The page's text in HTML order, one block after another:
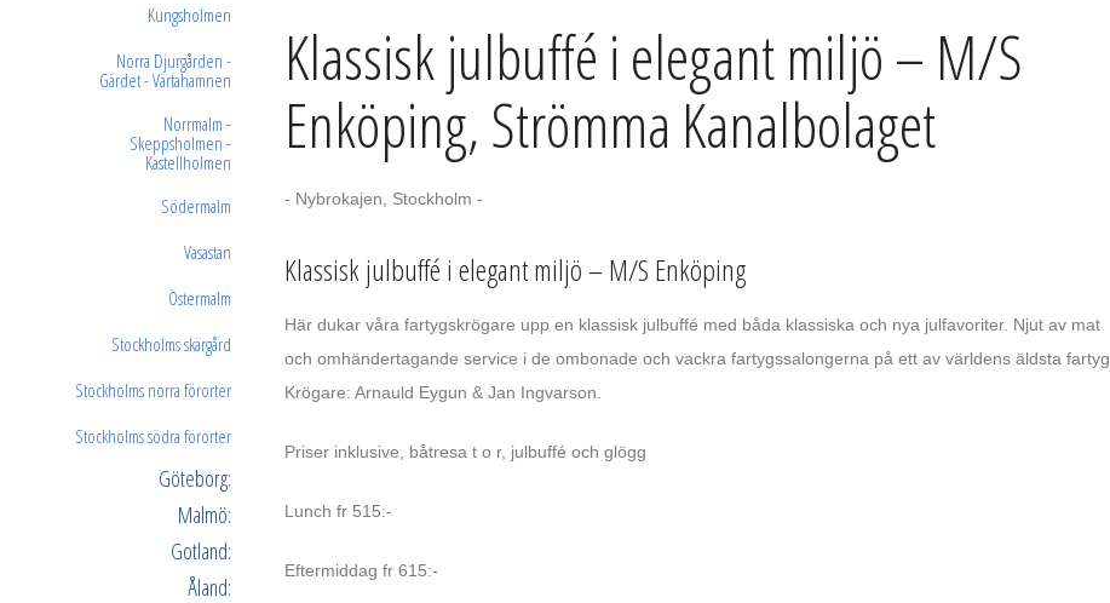
Kungsholmen
Norra Djurgården -
Gärdet - Värtahamnen
Norrmalm -
Skeppsholmen -
Kastellholmen
Södermalm
Vasastan
Östermalm
Stockholms skärgård
Stockholms norra förorter
Stockholms södra förorter
Göteborg:
Malmö:
Gotland:
Åland:
Klassisk julbuffé i elegant miljö – M/S
Enköping, Strömma Kanalbolaget
- Nybrokajen, Stockholm -
Klassisk julbuffé i elegant miljö – M/S Enköping
Här dukar våra fartygskrögare upp en klassisk julbuffé med båda klassiska och nya julfavoriter. Njut av mat
och omhändertagande service i de ombonade och vackra fartygssalongerna på ett av världens äldsta fartyg.
Krögare: Arnauld Eygun & Jan Ingvarson.
Priser inklusive, båtresa t o r, julbuffé och glögg
Lunch fr 515:-
Eftermiddag fr 615:-